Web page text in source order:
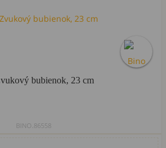
bubienok, 23 cm
BINO.86558